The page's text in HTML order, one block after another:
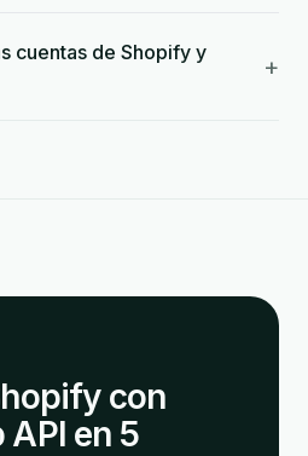
cuentas de Shopify y
+
con
en 5